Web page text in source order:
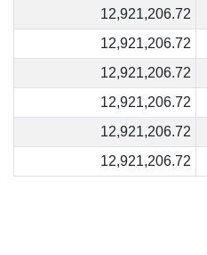
12,921,206.72
12,921,206.72
12,921,206.72
12,921,206.72
12,921,206.72
12,921,206.72